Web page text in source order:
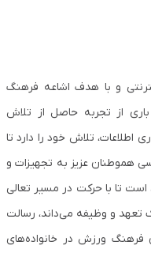
و با هدف اشاعه فرهنگ
از تجربه حاصل از تلاش
اطلاعات، تلاش خود را دارد تا
هموطنان عزیز به تجهیزات و
است تا با حرکت در مسیر تعالی
تعهد و وظیفه می‌داند، رسالت
فرهنگ ورزش در خانواده‌های